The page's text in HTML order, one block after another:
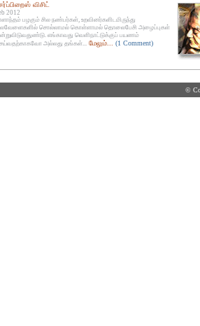
விசிட்
2012
பழகும் சில நண்பர்கள், உறவினர்களிடமிருந்து
சொல்லாமல் கொள்ளாமல் தொலைபேசி அழைப்புகள்
எங்காவது வெளிநாட்டுக்குப் பயணம்
அல்லது தங்கள்... மேலும்... (1 Comment)
©